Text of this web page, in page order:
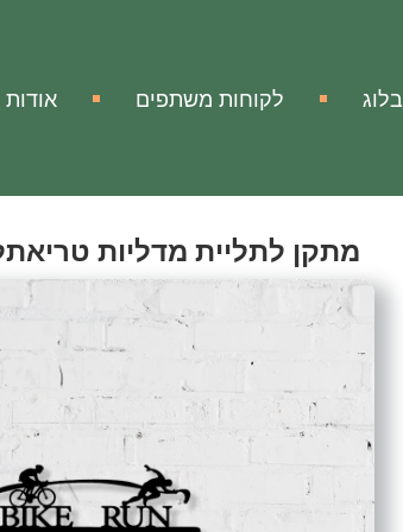
בלוג לקוחות משתפים אודות
מתקן לתליית מדליות
Medal Hanger Triathlon
אהבתי הוסף להשוואה
מק"ט:
מתקן לתליית מדליות
מתקן לתליית מדליות ממתכת בעיצוב
זה המקום לשמור את כל המדליות שלכם
ובחוויה את מה שעברתם.